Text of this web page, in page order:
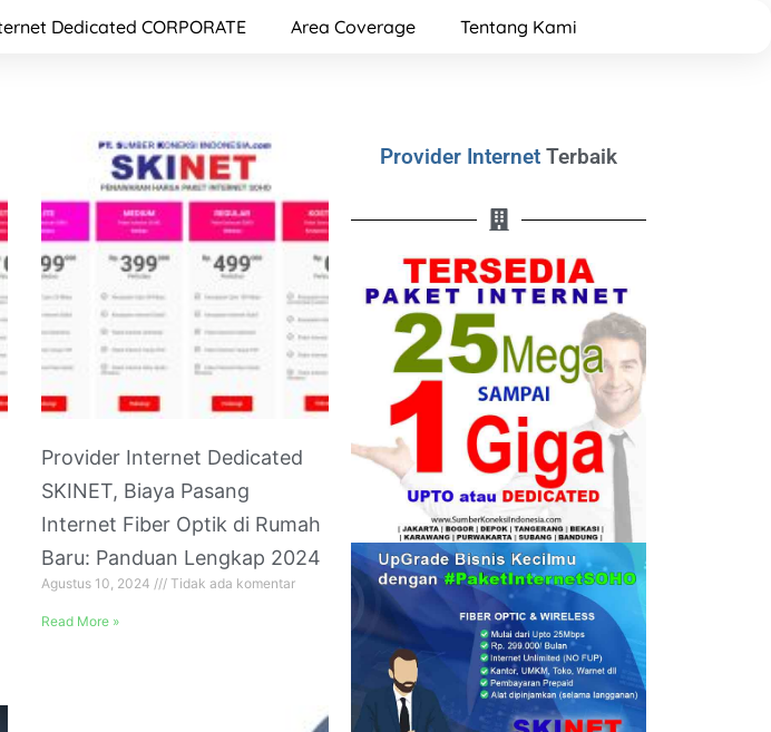
Dedicated CORPORATE Area Coverage Tentang Kami
Provider Internet Dedicated
SKINET, Biaya Pasang
Internet Fiber Optik di Rumah
Baru: Panduan Lengkap 2024
Agustus 10, 2024 Tidak ada komentar
Read More »
Provider Internet Terbaik